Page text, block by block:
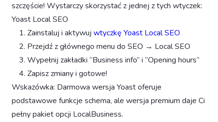
szczęście! Wystarczy skorzystać z jednej z tych wtyczek:
Yoast Local SEO
Zainstaluj i aktywuj wtyczkę Yoast Local SEO
Przejdź z głównego menu do SEO → Local SEO
Wypełnij zakładki “Business info” i “Opening hours”
Zapisz zmiany i gotowe!
Wskazówka: Darmowa wersja Yoast oferuje
podstawowe funkcje schema, ale wersja premium daje Ci
pełny pakiet opcji LocalBusiness.